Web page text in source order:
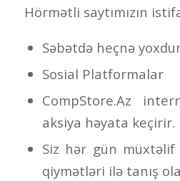
Hörmətli saytımızın
Səbətdə heçnə
Sosial Platformalar
CompStore.Az
aksiya həyata keçirir.
Siz hər gün müxtəlif
qiymətləri ilə tanış